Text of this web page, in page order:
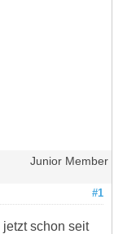
Junior Member
#1
schon seit